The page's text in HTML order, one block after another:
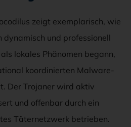
zeigt exemplarisch, wie
dynamisch und professionell
lokales Phänomen begann,
koordinierten Malware-
Der Trojaner wird aktiv
und offenbar durch ein
Täternetzwerk betrieben.